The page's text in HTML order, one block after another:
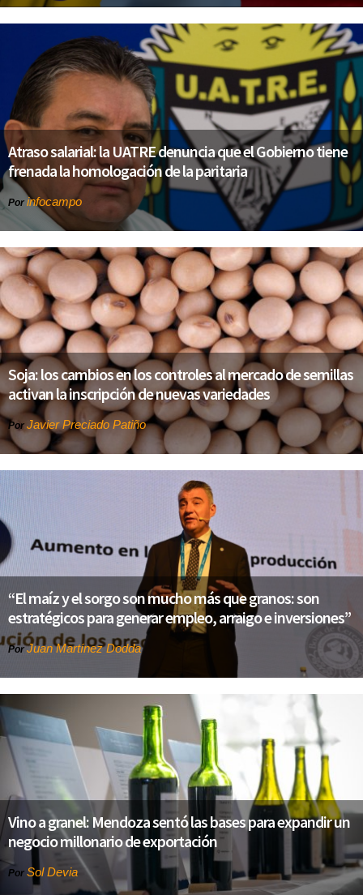
Atraso salarial: la UATRE denuncia que el Gobierno tiene
frenada la homologación de la paritaria
Por infocampo
Soja: los cambios en los controles al mercado de semillas
activan la inscripción de nuevas variedades
Por Javier Preciado Patiño
“El maíz y el sorgo son mucho más que granos: son
estratégicos para generar empleo, arraigo e inversiones”
PorJuan Martínez Dodda
Vino a granel: Mendoza sentó las bases para expandir un
negocio millonario de exportación
Por Sol Devia